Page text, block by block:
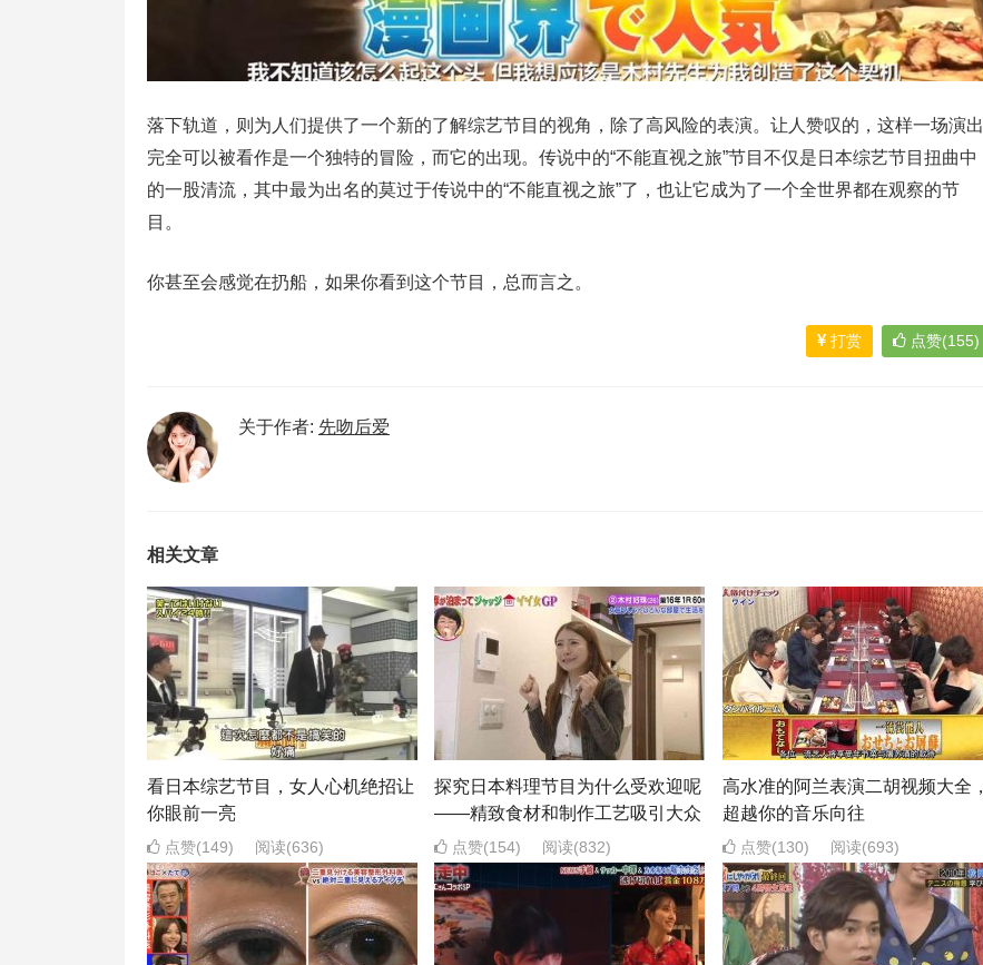
落下轨道，则为人们提供了一个新的了解综艺节目的视角，除了高风险的表演。让人赞叹的，这样一场演出
完全可以被看作是一个独特的冒险，而它的出现。传说中的“不能直视之旅”节目不仅是日本综艺节目扭曲中
的一股清流，其中最为出名的莫过于传说中的“不能直视之旅”了，也让它成为了一个全世界都在观察的节
目。
你甚至会感觉在扔船，如果你看到这个节目，总而言之。
打赏 点赞(155)
关于作者: 先吻后爱
相关文章
看日本综艺节目，女人心机绝招让
你眼前一亮
点赞(149) 阅读(636)
探究日本料理节目为什么受欢迎呢
——精致食材和制作工艺吸引大众
点赞(154) 阅读(832)
高水准的阿兰表演二胡视频大全，
超越你的音乐向往
点赞(130) 阅读(693)